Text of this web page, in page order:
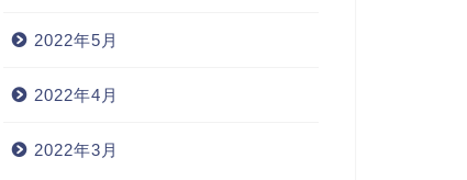
2022年5月
2022年4月
2022年3月